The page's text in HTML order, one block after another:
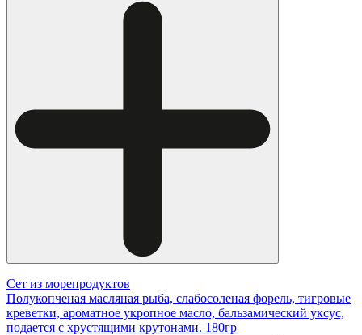
Сет из морепродуктов
Полукопченая масляная рыба, слабосоленая форель, тигровые
креветки, ароматное укропное масло, бальзамический уксус,
подается с хрустящими крутонами. 180гр